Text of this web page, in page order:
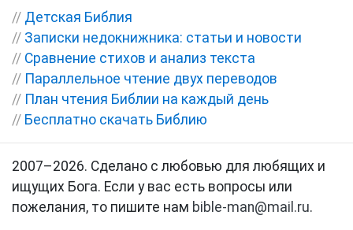
// Детская Библия
// Записки недокнижника: статьи и новости
// Сравнение стихов и анализ текста
// Параллельное чтение двух переводов
// План чтения Библии на каждый день
// Бесплатно скачать Библию
2007–2026. Сделано с любовью для любящих и
ищущих Бога. Если у вас есть вопросы или
пожелания, то пишите нам bible-man@mail.ru.